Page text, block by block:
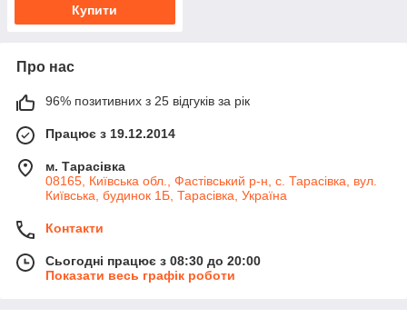
Купити
Про нас
96% позитивних з 25 відгуків за рік
Працює з 19.12.2014
м. Тарасівка
08165, Київська обл., Фастівський р-н, с. Тарасівка, вул.
Київська, будинок 1Б, Тарасівка, Україна
Контакти
Сьогодні працює з 08:30 до 20:00
Показати весь графік роботи